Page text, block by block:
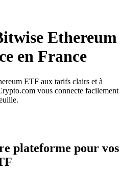
Ethereum
en France
ETF aux tarifs clairs et à
vous connecte facilement
plateforme pour vos